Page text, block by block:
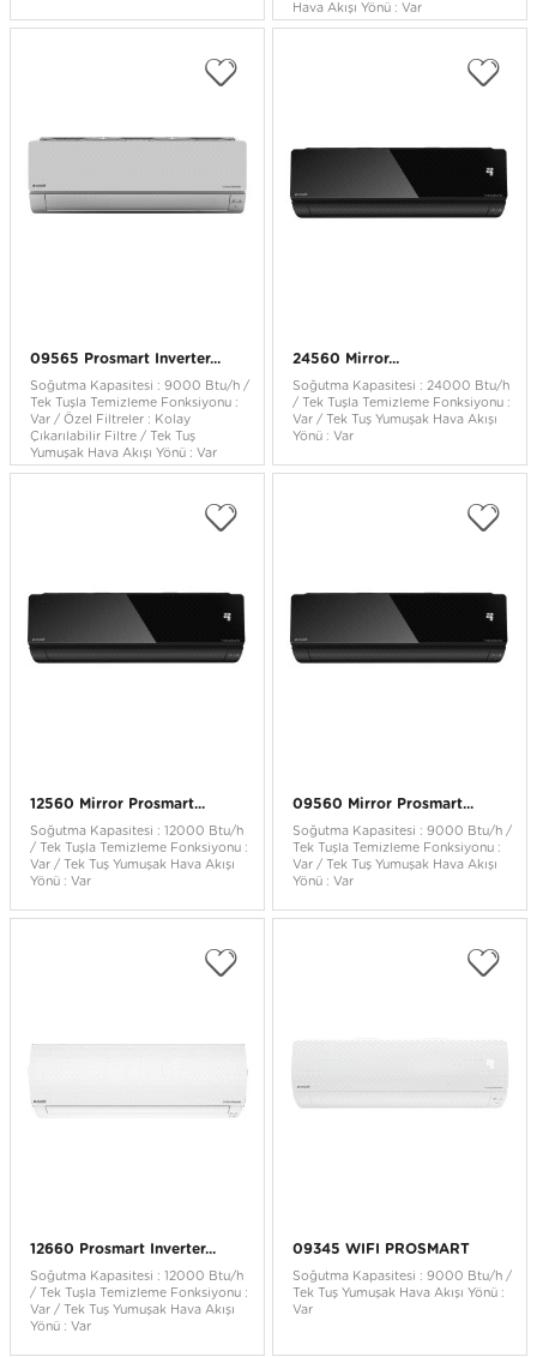
Hava Akışı Yönü : Var
09565 Prosmart Inverter...
Soğutma Kapasitesi : 9000 Btu/h /
Tek Tuşla Temizleme Fonksiyonu :
Var / Özel Filtreler : Kolay
Çıkarılabilir Filtre / Tek Tuş
Yumuşak Hava Akışı Yönü : Var
24560 Mirror...
Soğutma Kapasitesi : 24000 Btu/h
/ Tek Tuşla Temizleme Fonksiyonu :
Var / Tek Tuş Yumuşak Hava Akışı
Yönü : Var
12560 Mirror Prosmart...
Soğutma Kapasitesi : 12000 Btu/h
/ Tek Tuşla Temizleme Fonksiyonu :
Var / Tek Tuş Yumuşak Hava Akışı
Yönü : Var
09560 Mirror Prosmart...
Soğutma Kapasitesi : 9000 Btu/h /
Tek Tuşla Temizleme Fonksiyonu :
Var / Tek Tuş Yumuşak Hava Akışı
Yönü : Var
12660 Prosmart Inverter...
Soğutma Kapasitesi : 12000 Btu/h
/ Tek Tuşla Temizleme Fonksiyonu :
Var / Tek Tuş Yumuşak Hava Akışı
Yönü : Var
09345 WIFI PROSMART
Soğutma Kapasitesi : 9000 Btu/h /
Tek Tuş Yumuşak Hava Akışı Yönü :
Var